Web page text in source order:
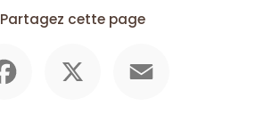
Partagez cette page